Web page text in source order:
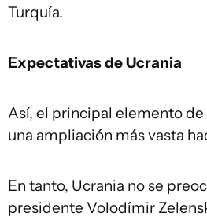
Turquía.
Expectativas de Ucrania
Así, el principal elemento de
una ampliación más vasta
En tanto, Ucrania no se
presidente Volodímir